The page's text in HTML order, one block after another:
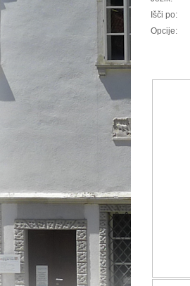
Išči po:
Opcije: